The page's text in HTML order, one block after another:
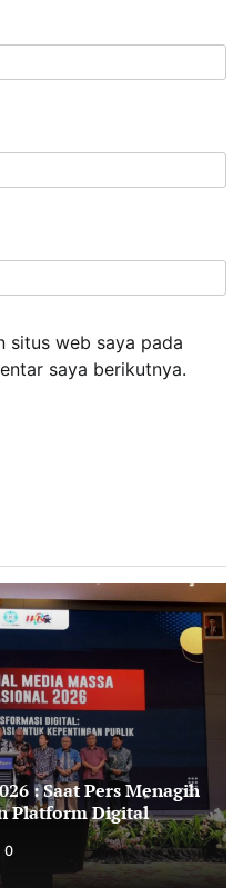
situs web saya pada
saya berikutnya.
: Saat Pers Menagih
Platform Digital
0